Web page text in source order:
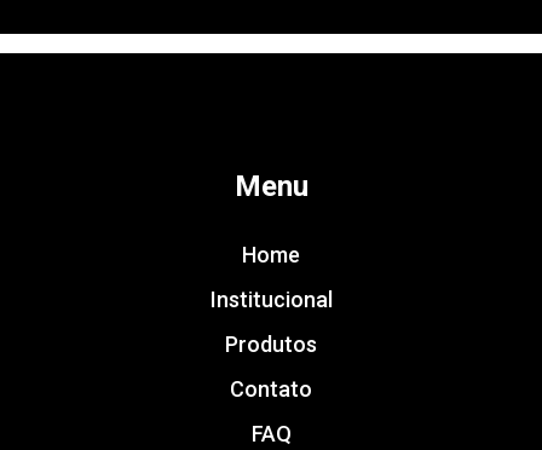
Menu
Home
Institucional
Produtos
Contato
FAQ